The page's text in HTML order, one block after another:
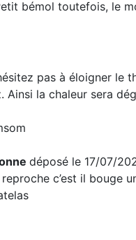
bémol toutefois, le
pas à éloigner le
Ainsi la chaleur sera
déposé le 17/07/
c’est il bouge